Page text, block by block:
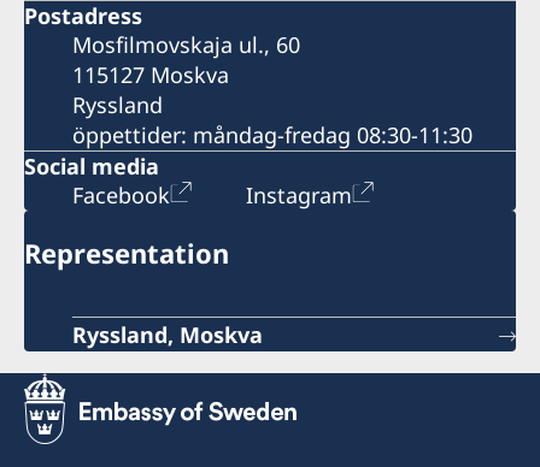
Postadress
Mosfilmovskaja ul., 60
115127 Moskva
Ryssland
öppettider: måndag-fredag 08:30-11:30
Social media
Facebook
Instagram
Representation
Ryssland, Moskva